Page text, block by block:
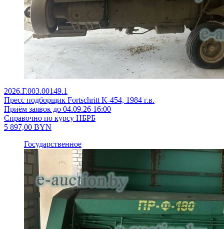
2026.Г.003.00149.1
Пресс подборщик Fortschritt K-454, 1984 г.в.
Приём заявок до 04.09.26 16:00
Справочно по курсу НБРБ
5 897,00 BYN
Государственное